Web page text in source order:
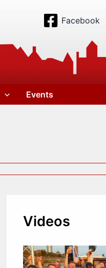
Facebook
Events
Videos